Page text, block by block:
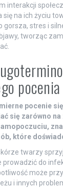
interakcji
się na ich życiu
gorsza, stres i
tworząc
pocenie
się zarówno
które
twarzy
prowadzić do
może
i innych